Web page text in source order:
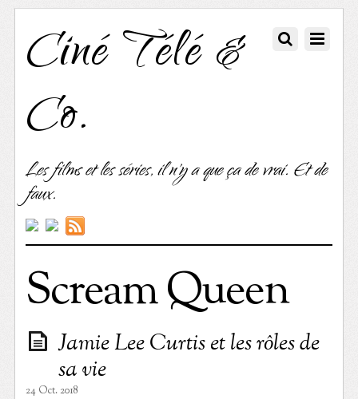
Ciné Télé &
Co.
Les films et les séries, il n'y a que ça de vrai. Et de
faux.
Scream Queen
Jamie Lee Curtis et les rôles de
sa vie
24 Oct. 2018